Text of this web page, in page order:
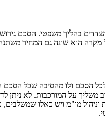
בהליך משפטי. הסכם
הוא שונה גם המחיר
הסכם ולו מהסיבה שכל הסכם
משליך על המורכבות. לא
וניהול מו"מ ויש כאלו